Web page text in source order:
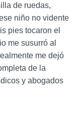
N
de ruedas,
niño no vidente
pies tocaron el
me susurró al
me dejó
de la
y abogados